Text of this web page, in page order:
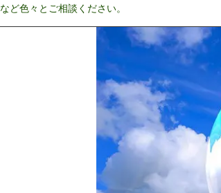
など色々とご相談ください。